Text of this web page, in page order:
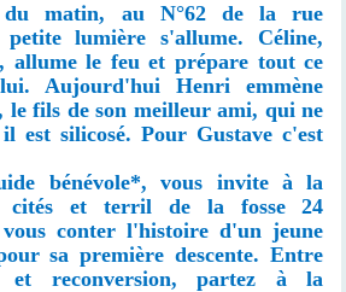
matin, au N°62 de la rue
petite lumière s'allume. Céline,
allume le feu et prépare tout ce
Aujourd'hui Henri emmène
le fils de son meilleur ami, qui ne
est silicosé. Pour Gustave c'est
bénévole*, vous invite à la
cités et terril de la fosse 24
conter l'histoire d'un jeune
sa première descente. Entre
et reconversion, partez à la